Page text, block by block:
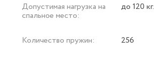
Допустимая нагрузка на
спальное место:
до 120 кг.
Количество пружин: 256